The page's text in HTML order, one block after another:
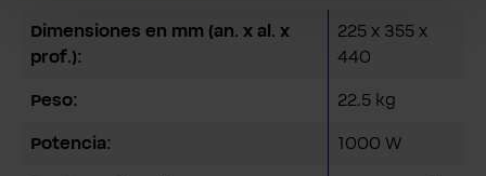
Dimensiones en mm (an. x al. x
prof.):
225 x 355 x
440
Peso: 22.5 kg
Potencia: 1000 W